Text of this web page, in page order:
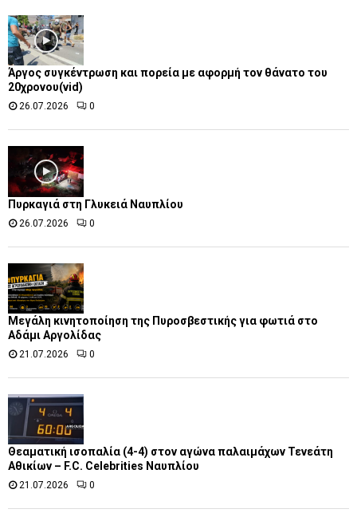
Άργος συγκέντρωση και πορεία με αφορμή τον θάνατο του
20χρονου(vid)
26.07.2026 0
Πυρκαγιά στη Γλυκειά Ναυπλίου
26.07.2026 0
Μεγάλη κινητοποίηση της Πυροσβεστικής για φωτιά στο
Αδάμι Αργολίδας
21.07.2026 0
Θεαματική ισοπαλία (4-4) στον αγώνα παλαιμάχων Τενεάτη
Αθικίων – F.C. Celebrities Ναυπλίου
21.07.2026 0